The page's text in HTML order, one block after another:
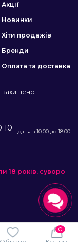
Акції
Новинки
Хіти продажів
Бренди
Оплата та доставка
захищено.
10Щодня з 10:00 до 18:00
18 років, суворо
0